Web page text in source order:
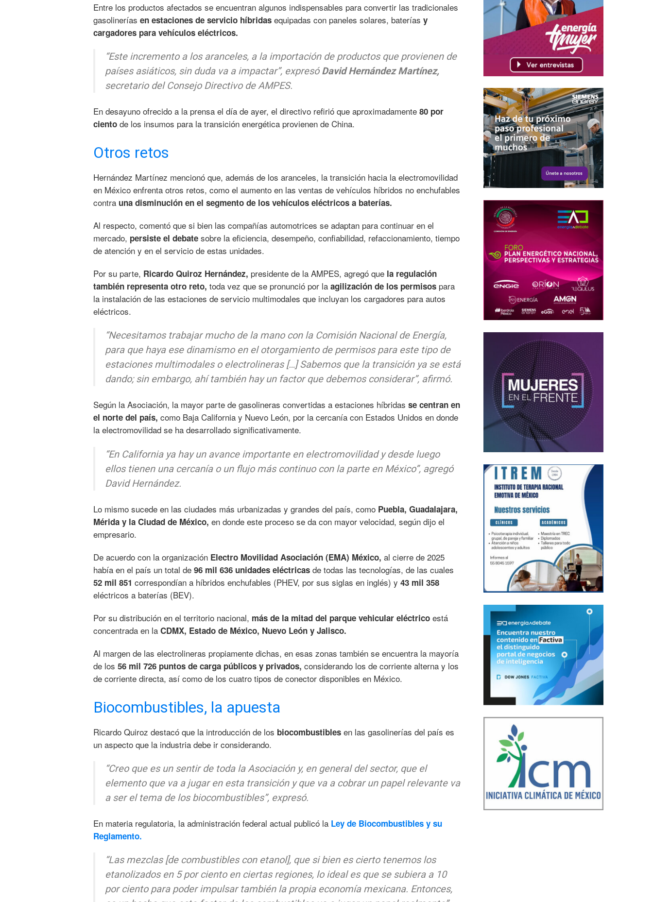
Entre los productos afectados se encuentran algunos indispensables para convertir las tradicionales
gasolinerías en estaciones de servicio híbridas equipadas con paneles solares, baterías y
cargadores para vehículos eléctricos.
“Este incremento a los aranceles, a la importación de productos que provienen de
países asiáticos, sin duda va a impactar”, expresó David Hernández Martínez,
secretario del Consejo Directivo de AMPES.
En desayuno ofrecido a la prensa el día de ayer, el directivo refirió que aproximadamente 80 por
ciento de los insumos para la transición energética provienen de China.
Otros retos
Hernández Martínez mencionó que, además de los aranceles, la transición hacia la electromovilidad
en México enfrenta otros retos, como el aumento en las ventas de vehículos híbridos no enchufables
contra una disminución en el segmento de los vehículos eléctricos a baterías.
Al respecto, comentó que si bien las compañías automotrices se adaptan para continuar en el
mercado, persiste el debate sobre la eficiencia, desempeño, confiabilidad, refaccionamiento, tiempo
de atención y en el servicio de estas unidades.
Por su parte, Ricardo Quiroz Hernández, presidente de la AMPES, agregó que la regulación
también representa otro reto, toda vez que se pronunció por la agilización de los permisos para
la instalación de las estaciones de servicio multimodales que incluyan los cargadores para autos
eléctricos.
“Necesitamos trabajar mucho de la mano con la Comisión Nacional de Energía,
para que haya ese dinamismo en el otorgamiento de permisos para este tipo de
estaciones multimodales o electrolineras […] Sabemos que la transición ya se está
dando; sin embargo, ahí también hay un factor que debemos considerar”, afirmó.
Según la Asociación, la mayor parte de gasolineras convertidas a estaciones híbridas se centran en
el norte del país, como Baja California y Nuevo León, por la cercanía con Estados Unidos en donde
la electromovilidad se ha desarrollado significativamente.
“En California ya hay un avance importante en electromovilidad y desde luego
ellos tienen una cercanía o un flujo más continuo con la parte en México”, agregó
David Hernández.
Lo mismo sucede en las ciudades más urbanizadas y grandes del país, como Puebla, Guadalajara,
Mérida y la Ciudad de México, en donde este proceso se da con mayor velocidad, según dijo el
empresario.
De acuerdo con la organización Electro Movilidad Asociación (EMA) México, al cierre de 2025
había en el país un total de 96 mil 636 unidades eléctricas de todas las tecnologías, de las cuales
52 mil 851 correspondían a híbridos enchufables (PHEV, por sus siglas en inglés) y 43 mil 358
eléctricos a baterías (BEV).
Por su distribución en el territorio nacional, más de la mitad del parque vehicular eléctrico está
concentrada en la CDMX, Estado de México, Nuevo León y Jalisco.
Al margen de las electrolineras propiamente dichas, en esas zonas también se encuentra la mayoría
de los 56 mil 726 puntos de carga públicos y privados, considerando los de corriente alterna y los
de corriente directa, así como de los cuatro tipos de conector disponibles en México.
Biocombustibles, la apuesta
Ricardo Quiroz destacó que la introducción de los biocombustibles en las gasolinerías del país es
un aspecto que la industria debe ir considerando.
“Creo que es un sentir de toda la Asociación y, en general del sector, que el
elemento que va a jugar en esta transición y que va a cobrar un papel relevante va
a ser el tema de los biocombustibles”, expresó.
En materia regulatoria, la administración federal actual publicó la Ley de Biocombustibles y su
Reglamento.
“Las mezclas [de combustibles con etanol], que si bien es cierto tenemos los
etanolizados en 5 por ciento en ciertas regiones, lo ideal es que se subiera a 10
por ciento para poder impulsar también la propia economía mexicana. Entonces,